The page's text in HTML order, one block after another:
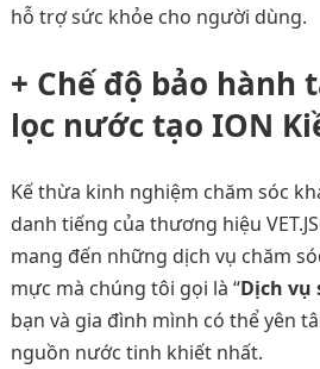
hỗ trợ sức khỏe cho người dùng.
+ Chế độ bảo hành
lọc nước tạo ION
Kế thừa kinh nghiệm chăm sóc
danh tiếng của thương hiệu
mang đến những dịch vụ chăm
mực mà chúng tôi gọi là “Dịch vụ
bạn và gia đình mình có thể yên
nguồn nước tinh khiết nhất.